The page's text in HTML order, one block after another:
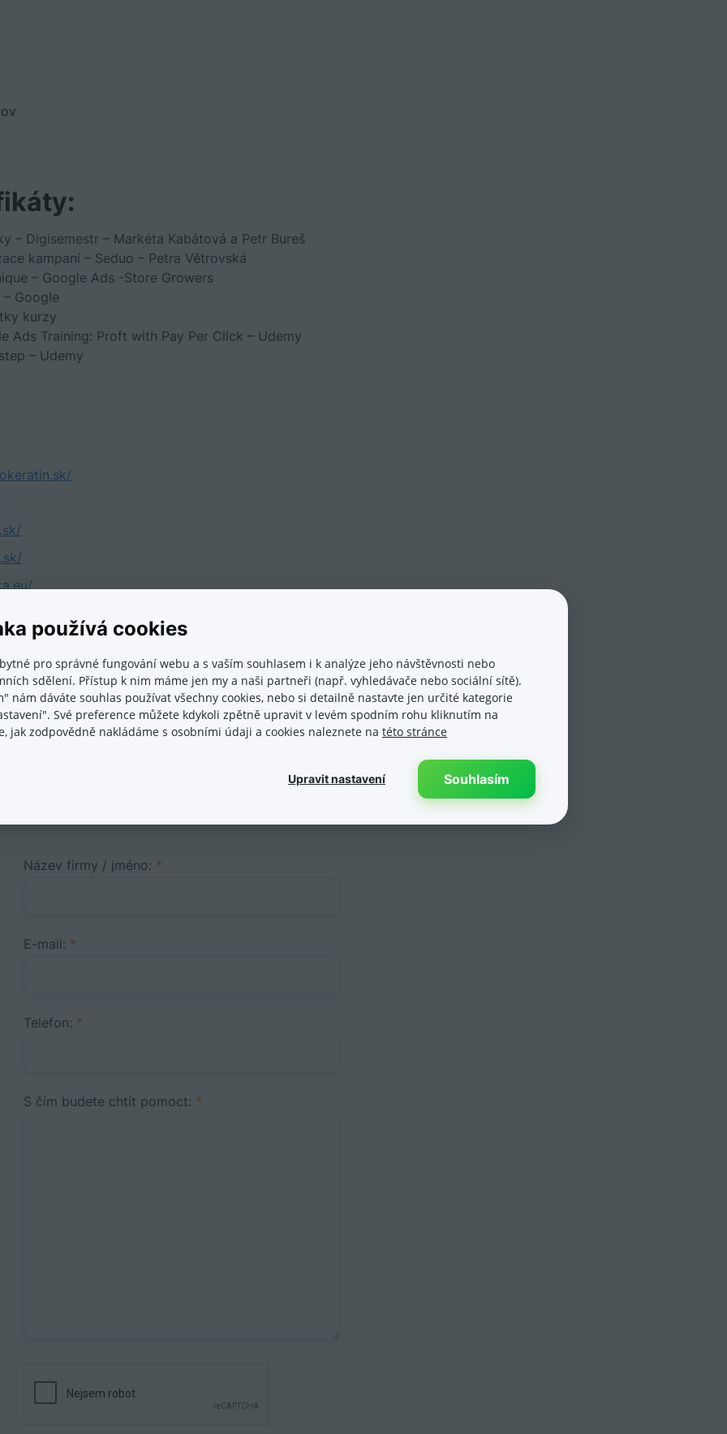
– Digisemestr – Markéta Kabátová a Petr Bureš
kampaní – Seduo – Petra Větrovská
– Google Ads -Store Growers
Google
kurzy
Ads Training: Proft with Pay Per Click – Udemy
– Udemy
Název firmy / jméno: *
E-mail: *
Telefon: *
S čím budete chtít pomoct: *
používá cookies
pro správné fungování webu a s vaším souhlasem i k analýze jeho návštěvnosti nebo
sdělení. Přístup k nim máme jen my a naši partneři (např. vyhledávače nebo sociální sítě).
nám dáváte souhlas používat všechny cookies, nebo si detailně nastavte jen určité kategorie
Své preference můžete kdykoli zpětně upravit v levém spodním rohu kliknutím na
jak zodpovědně nakládáme s osobními údaji a cookies naleznete na této stránce
Souhlasím
Upravit nastavení